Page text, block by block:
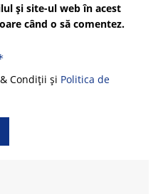
și site-ul web în acest
când o să comentez.
Condiții și Politica de